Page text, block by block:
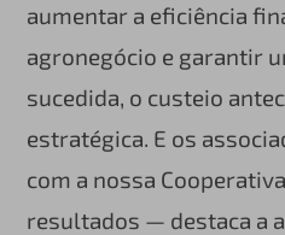
aumentar a eficiência
agronegócio e garantir
sucedida, o custeio
estratégica. E os
com a nossa
resultados — destaca a